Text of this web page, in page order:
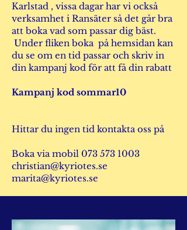
Karlstad , vissa dagar har vi också
verksamhet i Ransäter så det går bra
att boka vad som passar dig bäst.
Under fliken boka på hemsidan kan
du se om en tid passar och skriv in
din kampanj kod för att få din rabatt
Kampanj kod sommar10​
Hittar du ingen tid kontakta oss på
Boka via mobil 073 573 1003
christian@kyriotes.se
marita@kyriotes.se